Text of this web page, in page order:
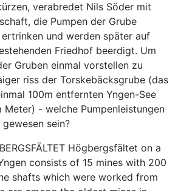
verabredet Nils Söder mit
die Pumpen der Grube
und werden später auf
Friedhof beerdigt. Um
Gruben einmal vorstellen zu
riss der Torskebäcksgrube (das
100m entfernten Yngen-See
- welche Pumpenleistungen
sein?
Högbergsfältet on a
consists of 15 mines with 200
shafts which were worked from